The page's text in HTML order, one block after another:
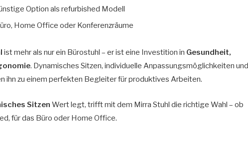
Option als refurbished Modell
Home Office oder Konferenzräume
ist mehr als nur ein Bürostuhl – er ist eine Investition in Gesundheit,
. Dynamisches Sitzen, individuelle Anpassungsmöglichkeiten und
ihn zu einem perfekten Begleiter für produktives Arbeiten.
Sitzen Wert legt, trifft mit dem Mirra Stuhl die richtige Wahl – ob
für das Büro oder Home Office.